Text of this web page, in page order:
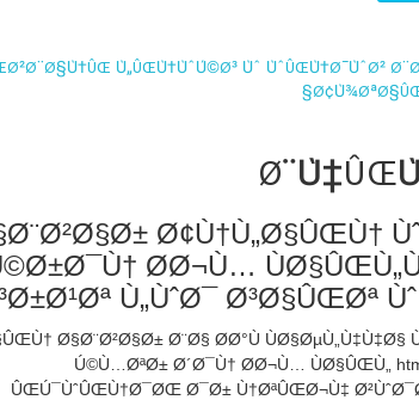
Ø¢Ù†Ù„Ø§ÛŒÙ†
Ø­Ø¬Ù…
Ù„ÙˆØ¯ Ø³Ø§ÛŒØª
Ø§Ø¨Ø²Ø§Ø± Ø¨Ø§ Ø­Ø°Ù
Ú©Ù…‌ØªØ± Ø´Ø¯Ù† Ø­Ø¬Ù… ÙØ§ÛŒÙ„
ÛŒ‌Ú¯ÙˆÛŒÙ†Ø¯ØŒ Ø¯Ø± Ù†ØªÛŒØ¬Ù‡